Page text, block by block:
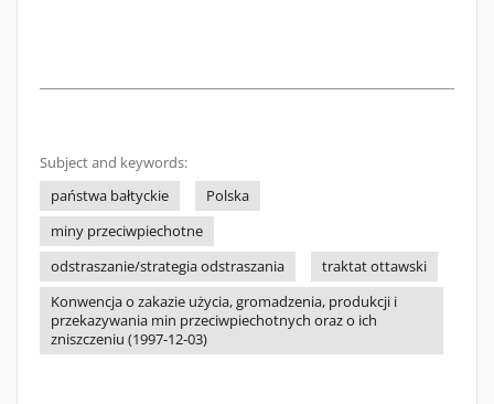
Subject and keywords:
państwa bałtyckie
Polska
miny przeciwpiechotne
odstraszanie/strategia odstraszania
traktat ottawski
Konwencja o zakazie użycia, gromadzenia, produkcji i
przekazywania min przeciwpiechotnych oraz o ich
zniszczeniu (1997-12-03)